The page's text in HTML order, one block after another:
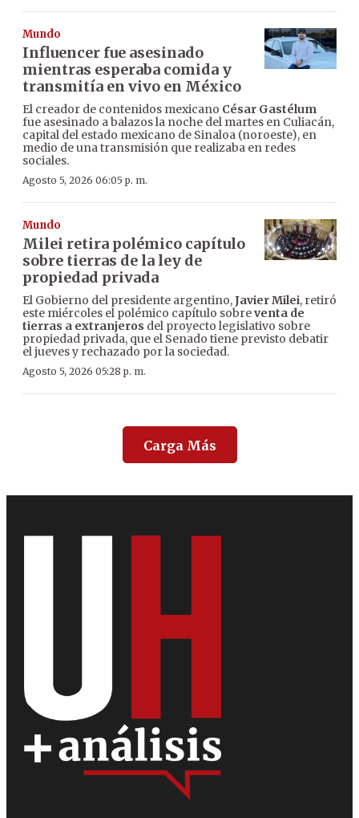
Mundo
Influencer fue asesinado
mientras esperaba comida y
transmitía en vivo en México
El creador de contenidos mexicano César Gastélum
fue asesinado a balazos la noche del martes en Culiacán,
capital del estado mexicano de Sinaloa (noroeste), en
medio de una transmisión que realizaba en redes
sociales.
Agosto 5, 2026 06:05 p. m.
Mundo
Milei retira polémico capítulo
sobre tierras de la ley de
propiedad privada
El Gobierno del presidente argentino,Javier Milei, retiró
este miércoles el polémico capítulo sobreventa de
tierras a extranjeros del proyecto legislativo sobre
propiedad privada, que el Senado tiene previsto debatir
el jueves y rechazado por la sociedad.
Agosto 5, 2026 05:28 p. m.
Carga Más